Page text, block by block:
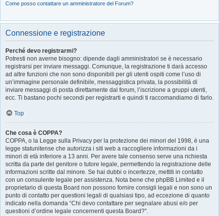
Come posso contattare un amministratore del Forum?
Connessione e registrazione
Perché devo registrarmi?
Potresti non averne bisogno: dipende dagli amministratori se è necessario
registrarsi per inviare messaggi. Comunque, la registrazione ti darà accesso
ad altre funzioni che non sono disponibili per gli utenti ospiti come l’uso di
un’immagine personale definibile, messaggistica privata, la possibilità di
inviare messaggi di posta direttamente dal forum, l’iscrizione a gruppi utenti,
ecc. Ti bastano pochi secondi per registrarti e quindi ti raccomandiamo di farlo.
Top
Che cosa è COPPA?
COPPA, o la Legge sulla Privacy per la protezione dei minori del 1998, è una
legge statunitense che autorizza i siti web a raccogliere informazioni da i
minori di età inferiore a 13 anni. Per avere tale consenso serve una richiesta
scritta da parte del genitore o tutore legale, permettendo la registrazione delle
informazioni scritte dal minore. Se hai dubbi o incertezze, mettiti in contatto
con un consulente legale per assistenza. Nota bene che phpBB Limited e il
proprietario di questa Board non possono fornire consigli legali e non sono un
punto di contatto per questioni legali di qualsiasi tipo, ad eccezione di quanto
indicato nella domanda “Chi devo contattare per segnalare abusi e/o per
questioni d’ordine legale concernenti questa Board?”.